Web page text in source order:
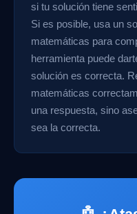
si tu solución tiene
Si es posible, usa un
matemáticas para
herramienta puede
solución es correcta.
matemáticas
una respuesta, sino
sea la correcta.